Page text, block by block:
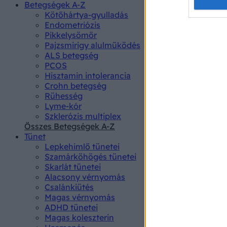
Betegségek A-Z
Kötőhártya-gyulladás
Endometriózis
Pikkelysömör
Pajzsmirigy alulműködés
ALS betegség
PCOS
Hisztamin intolerancia
Crohn betegség
Rühesség
Lyme-kór
Szklerózis multiplex
Összes Betegségek A-Z
Tünet
Lepkehimlő tünetei
Szamárköhögés tünetei
Skarlát tünetei
Alacsony vérnyomás
Csalánkiütés
Magas vérnyomás
ADHD tünetei
Magas koleszterin